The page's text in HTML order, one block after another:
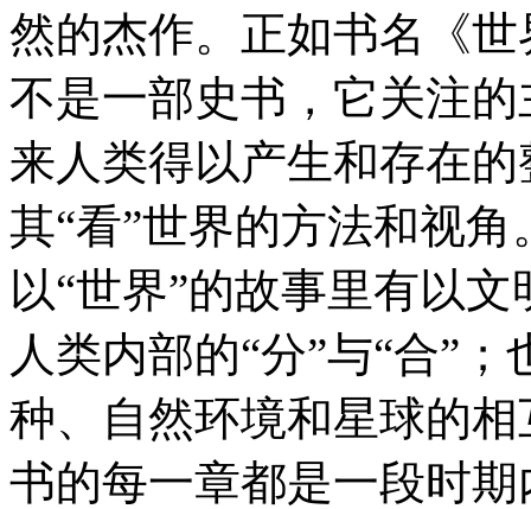
然的杰作。正如书名《
不是一部史书，它关注
来人类得以产生和存在
其“看”世界的方法和视
以“世界”的故事里有以
人类内部的“分”与“合”
种、自然环境和星球的
书的每一章都是一段时